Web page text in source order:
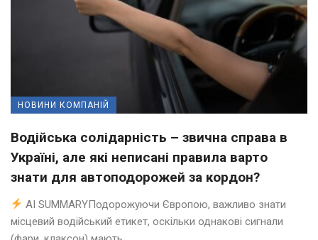
НОВИНИ КОМПАНІЙ
Водійська солідарність – звична справа в
Україні, але які неписані правила варто
знати для автоподорожей за кордон?
AI SUMMARYПодорожуючи Європою, важливо знати
місцевий водійський етикет, оскільки однакові сигнали